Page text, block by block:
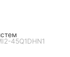
45Q1DHN1